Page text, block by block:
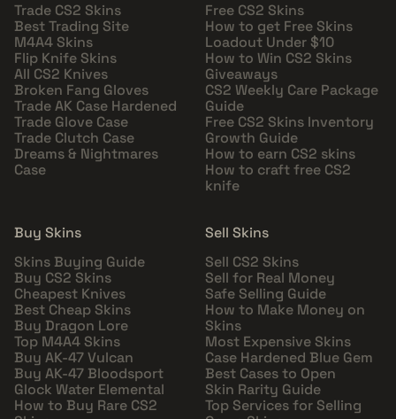
Trade CS2 Skins
Best Trading Site
M4A4 Skins
Flip Knife Skins
All CS2 Knives
Broken Fang Gloves
Trade AK Case Hardened
Trade Glove Case
Trade Clutch Case
Dreams & Nightmares
Case
Free CS2 Skins
How to get Free Skins
Loadout Under $10
How to Win CS2 Skins
Giveaways
CS2 Weekly Care Package
Guide
Free CS2 Skins Inventory
Growth Guide
How to earn CS2 skins
How to craft free CS2
knife
Buy Skins
Skins Buying Guide
Buy CS2 Skins
Cheapest Knives
Best Cheap Skins
Buy Dragon Lore
Top M4A4 Skins
Buy AK-47 Vulcan
Buy AK-47 Bloodsport
Glock Water Elemental
How to Buy Rare CS2
Sell Skins
Sell CS2 Skins
Sell for Real Money
Safe Selling Guide
How to Make Money on
Skins
Most Expensive Skins
Case Hardened Blue Gem
Best Cases to Open
Skin Rarity Guide
Top Services for Selling